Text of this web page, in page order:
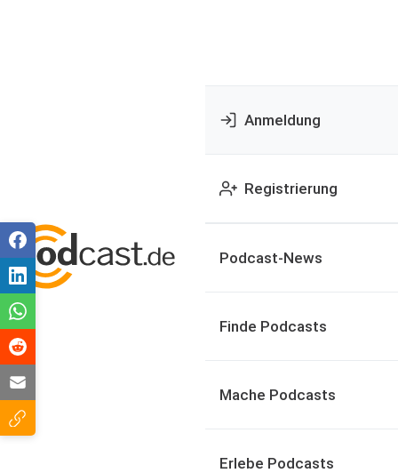
Anmeldung
Registrierung
Podcast-News
Finde Podcasts
Mache Podcasts
Erlebe Podcasts